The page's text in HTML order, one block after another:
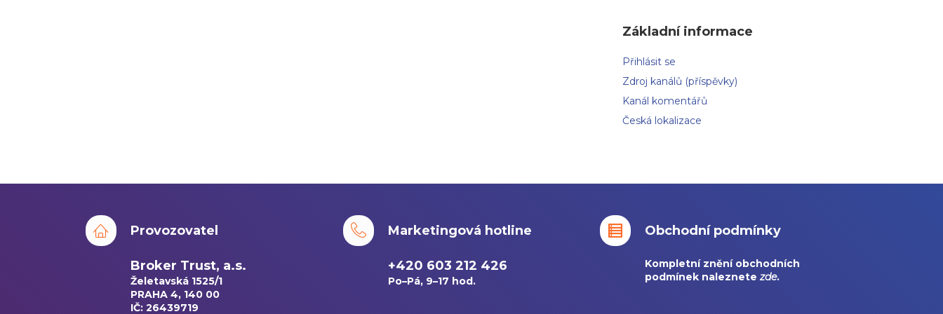
Základní informace
Přihlásit se
Zdroj kanálů (příspěvky)
Kanál komentářů
Česká lokalizace
Provozovatel
Broker Trust, a.s.
Želetavská 1525/1
PRAHA 4, 140 00
IČ: 26439719
Marketingová hotline
+420 603 212 426
Po–Pá, 9–17 hod.
Obchodní podmínky
Kompletní znění obchodních
podmínek naleznetezde.